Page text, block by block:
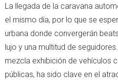
La llegada de la caravana
el mismo día, por lo que se
urbana donde convergerán
lujo y una multitud de
mezcla exhibición de vehículos
públicas, ha sido clave en el